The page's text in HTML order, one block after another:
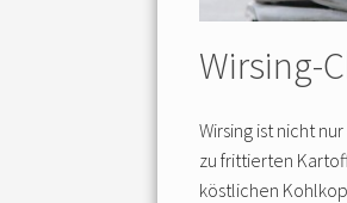
Wirsing-
Wirsing ist nicht
zu frittierten
köstlichen